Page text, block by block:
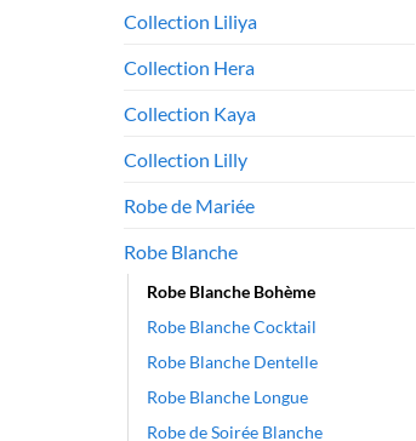
Collection Liliya
Collection Hera
Collection Kaya
Collection Lilly
Robe de Mariée
Robe Blanche
Robe Blanche Bohème
Robe Blanche Cocktail
Robe Blanche Dentelle
Robe Blanche Longue
Robe de Soirée Blanche